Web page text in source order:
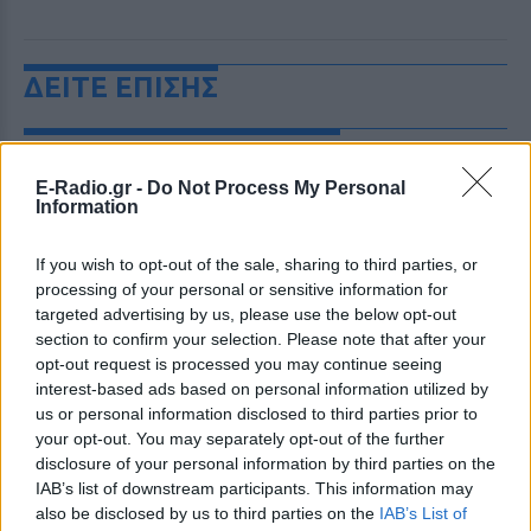
E-Radio.gr - Do Not Process My Personal
Information
If you wish to opt-out of the sale, sharing to third parties, or
processing of your personal or sensitive information for
targeted advertising by us, please use the below opt-out
section to confirm your selection. Please note that after your
opt-out request is processed you may continue seeing
interest-based ads based on personal information utilized by
us or personal information disclosed to third parties prior to
your opt-out. You may separately opt-out of the further
disclosure of your personal information by third parties on the
IAB’s list of downstream participants. This information may
also be disclosed by us to third parties on the IAB’s List of
ΔΕΙΤΕ ΕΠΙΣΗΣ
ΣΤΗΝ ΙΔΙΑ ΚΑΤΗΓΟΡΙΑ
Ατύχημα για τον Ιβάν Σβιτάιλο
Ο ηθοποιός και χορευτής μοιράστηκε
στο Instagram μια φωτογραφία από
πρόσφατη εξέτασή του, με ένα μήνυμα
θάρρους
Φοβερή ιστορία στον ΟΦΗ:
Ένας κάτοχος εισιτηρίου
διαρκείας είναι μόλις 2 μηνών
ΧΤΕΣ
Οπαδός από κούνια κυριολεκτικά στον